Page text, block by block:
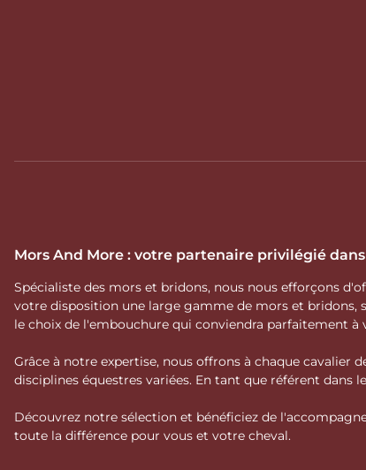
Mors And More : votre partenaire privilégié
Spécialiste des mors et bridons, nous nous efforçons
votre disposition une large gamme de mors et bridons,
le choix de l'embouchure qui conviendra parfaitement à
Grâce à notre expertise, nous offrons à chaque cavalier
disciplines équestres variées. En tant que référent dans
Découvrez notre sélection et bénéficiez de
toute la différence pour vous et votre cheval.